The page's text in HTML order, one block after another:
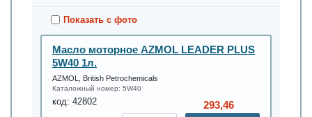
Показать с фото
Масло моторное AZMOL LEADER PLUS
5W40 1л.
AZMOL, British Petrochemicals
Каталожный номер: 5W40
код: 42802 293,46